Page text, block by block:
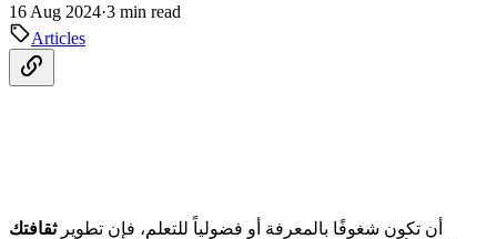
16 Aug 2024·3 min read
Articles
أن تكون شغوفًا بالمعرفة أو فضولياً للتعلم، فإن تطويرثقافتك